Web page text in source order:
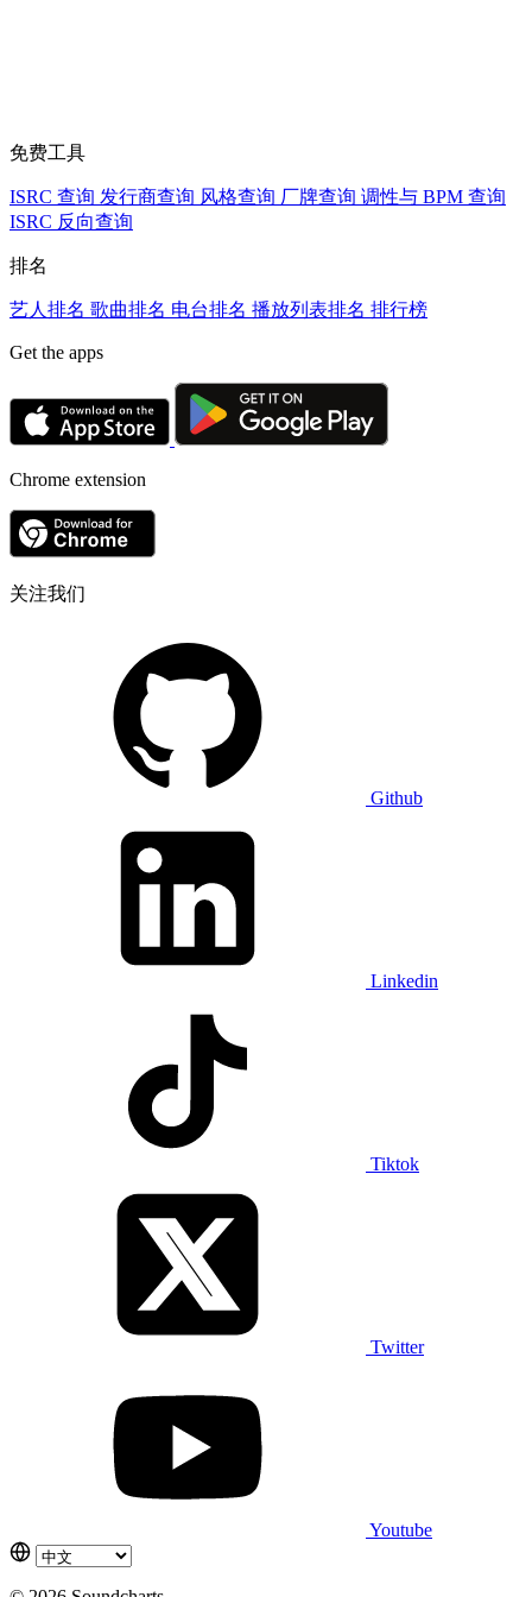
免费工具
ISRC 查询 发行商查询 风格查询 厂牌查询 调性与 BPM 查询
ISRC 反向查询
排名
艺人排名 歌曲排名 电台排名 播放列表排名 排行榜
Get the apps
Chrome extension
关注我们
Github
Linkedin
Tiktok
Twitter
Youtube